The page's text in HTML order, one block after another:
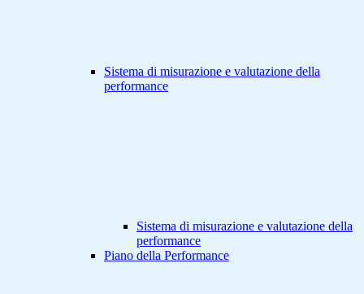
Sistema di misurazione e valutazione della
performance
Sistema di misurazione e valutazione della
performance
Piano della Performance